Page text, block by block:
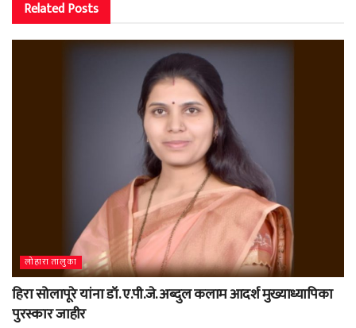
RelatedPosts
लोहारा तालुका
हिरा सोलापूरे यांना डॉ. ए.पी.जे. अब्दुल कलाम आदर्श मुख्याध्यापिका
पुरस्कार जाहीर